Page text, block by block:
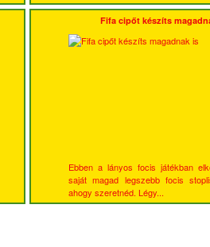
Fifa cipőt készíts
Ebben a lányos focis játékban
saját magad legszebb focis
ahogy szeretnéd. Légy...